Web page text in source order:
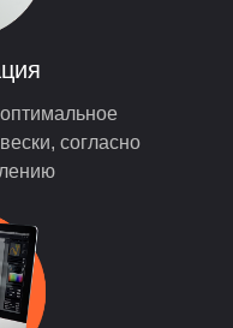
согласно